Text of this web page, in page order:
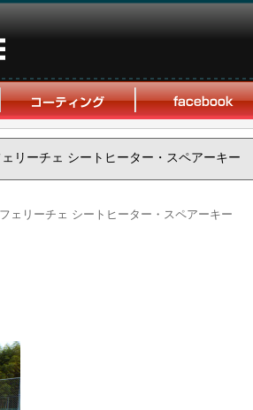
リーチェ シートヒーター・スペアーキー
ェリーチェ シートヒーター・スペアーキー